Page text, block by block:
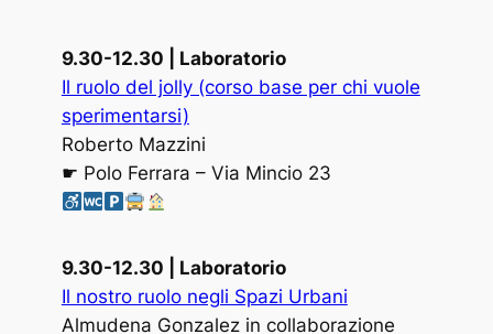
9.30-12.30 | Laboratorio
Il ruolo del jolly (corso base per chi vuole
sperimentarsi)
Roberto Mazzini
☛ Polo Ferrara – Via Mincio 23
9.30-12.30 | Laboratorio
Il nostro ruolo negli Spazi Urbani
Almudena Gonzalez in collaborazione